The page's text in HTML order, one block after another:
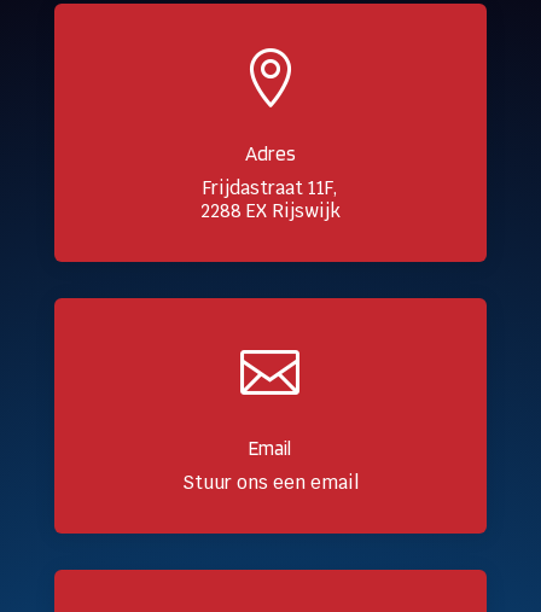

Adres
Frijdastraat 11F,
2288 EX Rijswijk

Email
Stuur ons een email